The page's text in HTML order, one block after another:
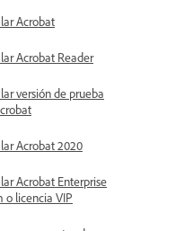
Acrobat
Acrobat Reader
versión de prueba
Acrobat 2020
Acrobat Enterprise
o licencia VIP